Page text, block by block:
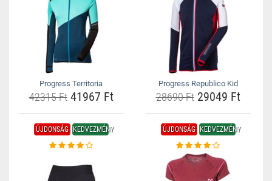
Progress Territoria
42315 Ft41967 Ft
Progress Republico Kid
28690 Ft29049 Ft
ÚJDONSÁG KEDVEZMÉNY ÚJDONSÁG KEDVEZMÉNY